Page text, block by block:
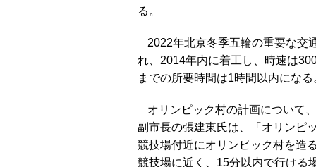
る。
2022年北京冬季五輪の重要な交
れ、2014年内に着工し、時速は
までの所要時間は1時間以内になる
オリンピック村の計画について
副市長の張建東氏は、「オリンピ
競技場付近にオリンピック村を造
競技場に近く、15分以内で行ける